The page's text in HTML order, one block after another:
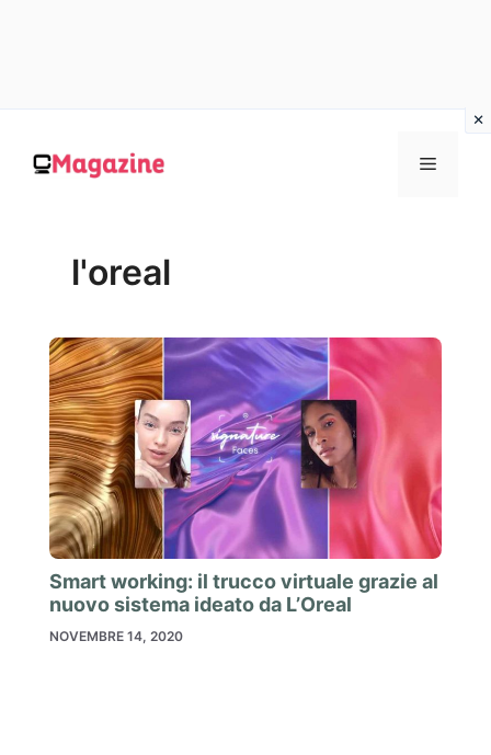
contenuto
MENU
l'oreal
Smart working: il trucco virtuale grazie al
nuovo sistema ideato da L’Oreal
NOVEMBRE 14, 2020